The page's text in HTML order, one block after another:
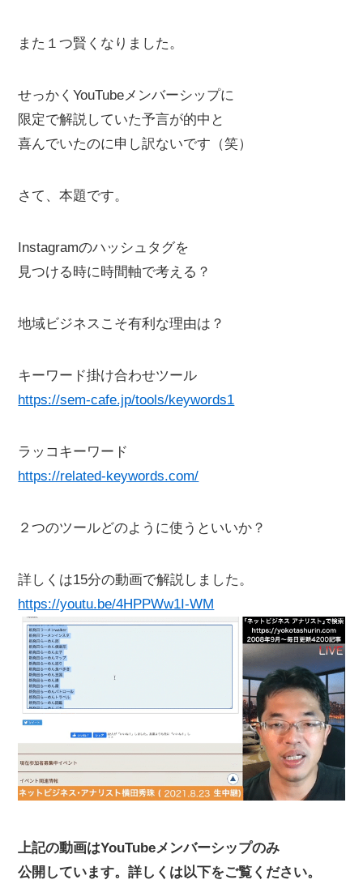
また１つ賢くなりました。
せっかくYouTubeメンバーシップに
限定で解説していた予言が的中と
喜んでいたのに申し訳ないです（笑）
さて、本題です。
Instagramのハッシュタグを
見つける時に時間軸で考える？
地域ビジネスこそ有利な理由は？
キーワード掛け合わせツール
https://sem-cafe.jp/tools/keywords1
ラッコキーワード
https://related-keywords.com/
２つのツールどのように使うといいか？
詳しくは15分の動画で解説しました。
https://youtu.be/4HPPWw1I-WM
上記の動画はYouTubeメンバーシップのみ
公開しています。詳しくは以下をご覧ください。